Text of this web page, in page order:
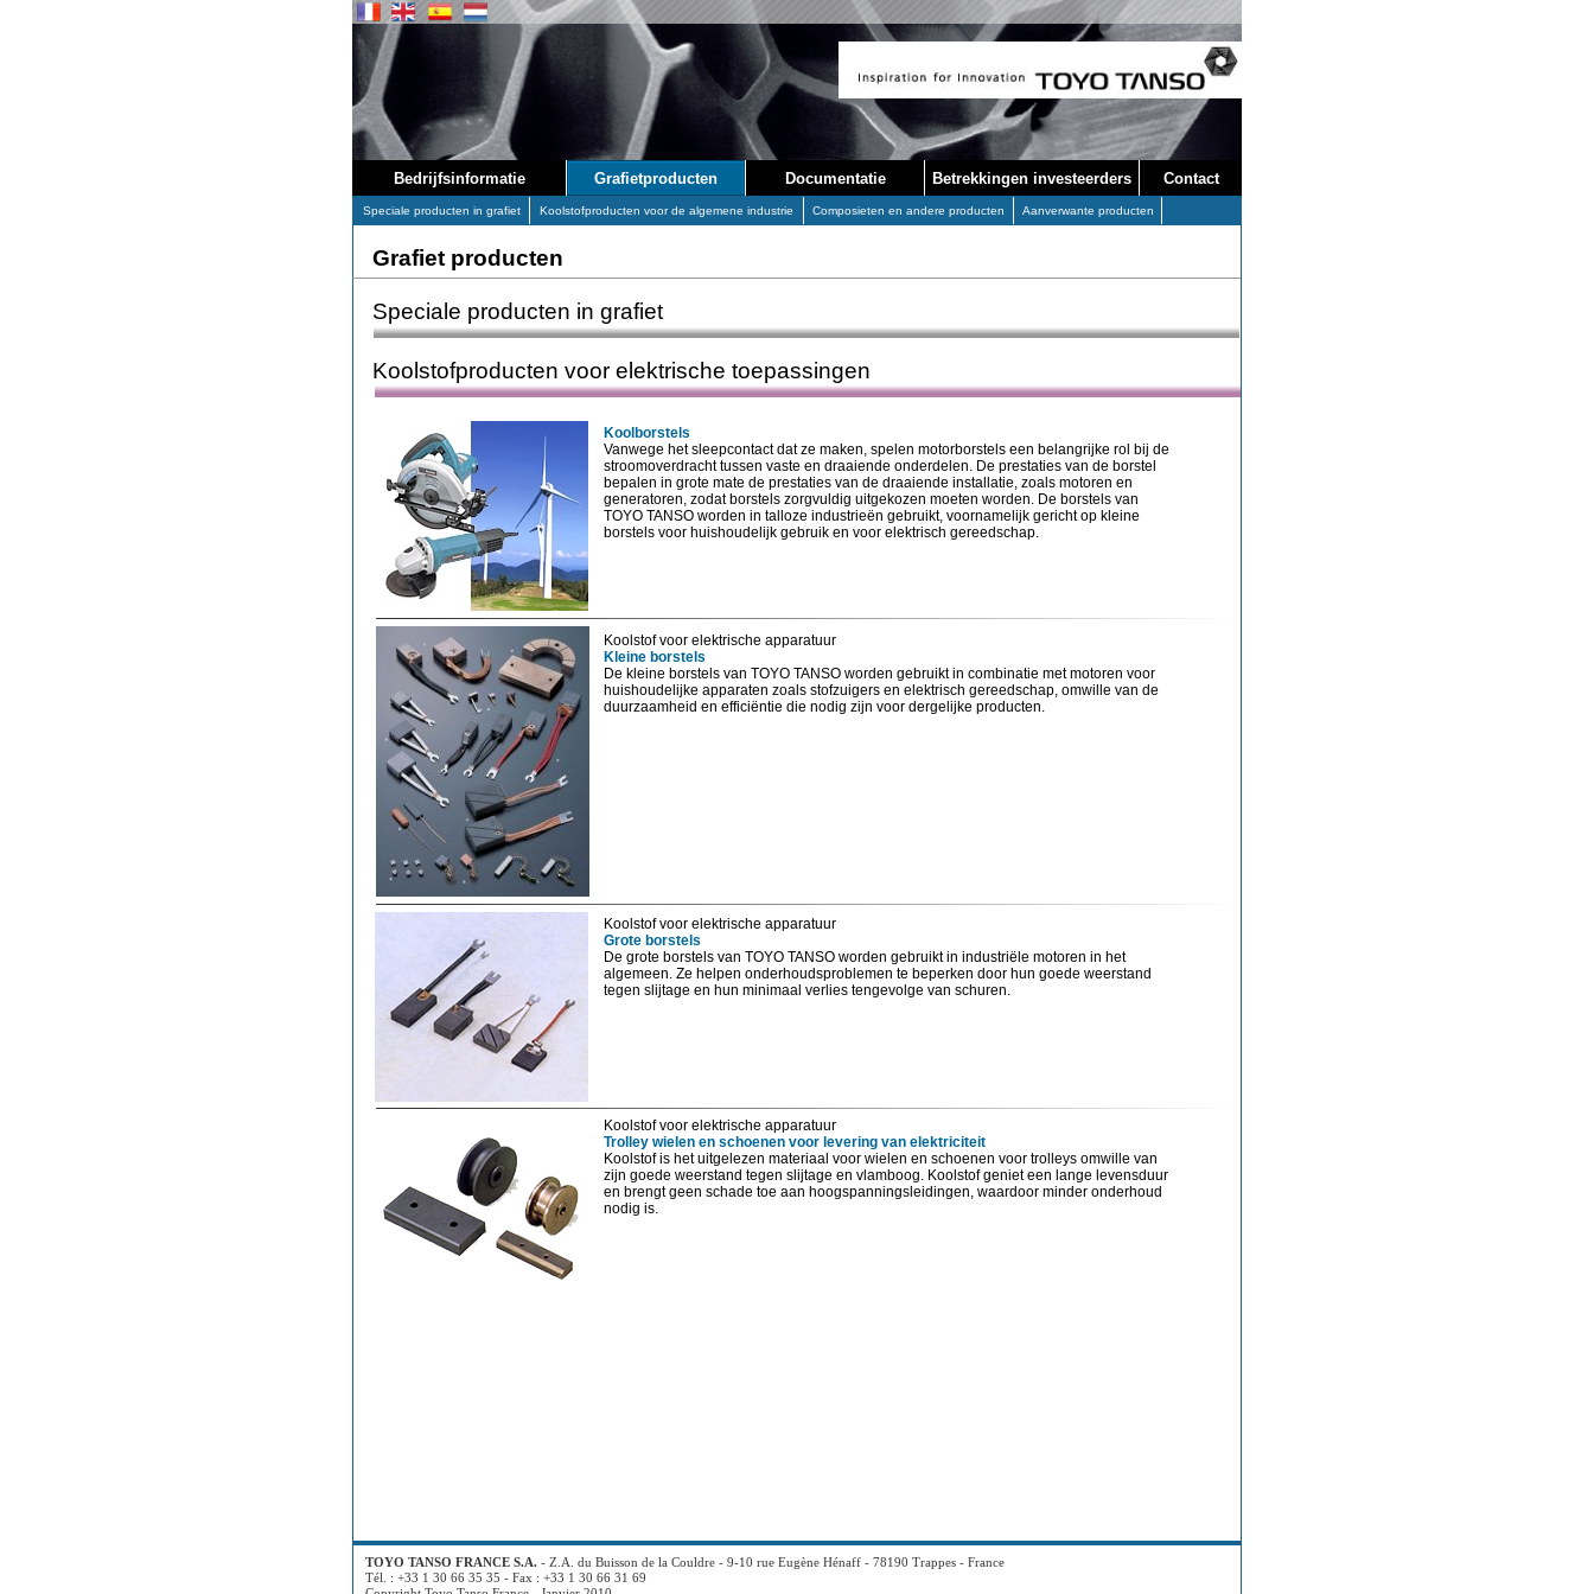
Koolborstels
Vanwege het sleepcontact dat ze maken, spelen motorborstels een belangrijke rol bij de
stroomoverdracht tussen vaste en draaiende onderdelen. De prestaties van de borstel
bepalen in grote mate de prestaties van de draaiende installatie, zoals motoren en
generatoren, zodat borstels zorgvuldig uitgekozen moeten worden. De borstels van
TOYO TANSO worden in talloze industrieën gebruikt, voornamelijk gericht op kleine
borstels voor huishoudelijk gebruik en voor elektrisch gereedschap.
Koolstof voor elektrische apparatuur
Grote borstels
De grote borstels van TOYO TANSO worden gebruikt in industriële motoren in het
algemeen. Ze helpen onderhoudsproblemen te beperken door hun goede weerstand
tegen slijtage en hun minimaal verlies tengevolge van schuren.
Speciale producten in grafiet
Koolstof voor elektrische apparatuur
Kleine borstels
De kleine borstels van TOYO TANSO worden gebruikt in combinatie met motoren voor
huishoudelijke apparaten zoals stofzuigers en elektrisch gereedschap, omwille van de
duurzaamheid en efficiëntie die nodig zijn voor dergelijke producten.
Koolstofproducten voor elektrische toepassingen
Koolstof voor elektrische apparatuur
Trolley wielen en schoenen voor levering van elektriciteit
Koolstof is het uitgelezen materiaal voor wielen en schoenen voor trolleys omwille van
zijn goede weerstand tegen slijtage en vlamboog. Koolstof geniet een lange levensduur
en brengt geen schade toe aan hoogspanningsleidingen, waardoor minder onderhoud
nodig is.
Documentatie Contact
Betrekkingen investeerders
Grafietproducten
Bedrijfsinformatie
Speciale producten in grafiet Koolstofproducten voor de algemene industrie Composieten en andere producten Aanverwante producten
Grafiet producten
TOYO TANSO FRANCE S.A. - Z.A. du Buisson de la Couldre - 9-10 rue Eugène Hénaff - 78190 Trappes - France
Tél. : +33 1 30 66 35 35 - Fax : +33 1 30 66 31 69